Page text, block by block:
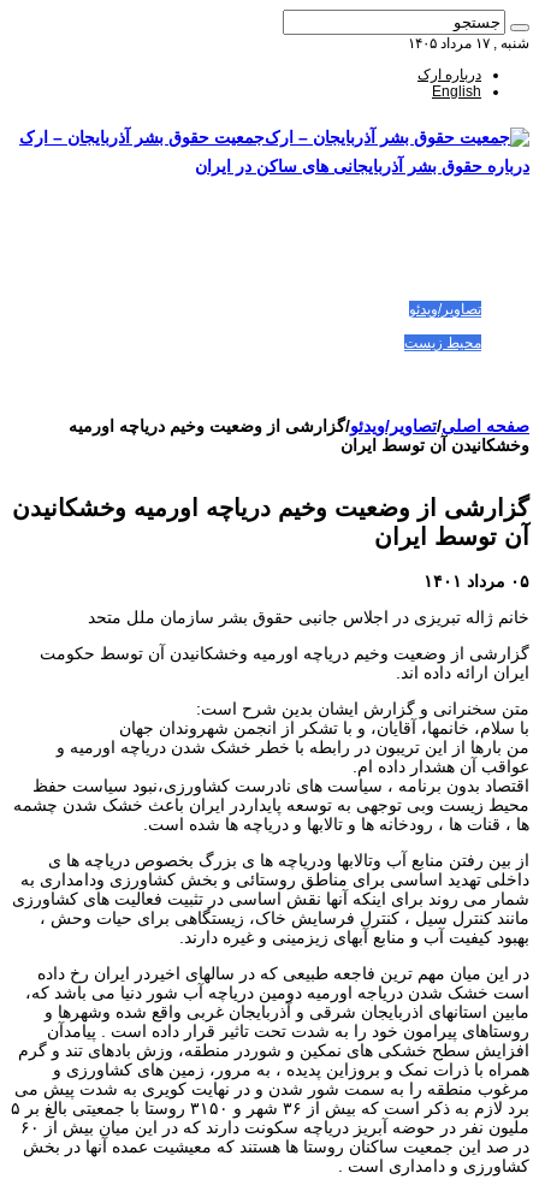
شنبه , ۱۷ مرداد ۱۴۰۵
درباره ارک
English
جمعیت حقوق بشر آذربایجان – ارک
درباره حقوق بشر آذربایجانی های ساکن در ایران
تصاویر/ویدئو
محیط زیست
صفحه اصلی/تصاویر/ویدئو/گزارشی از وضعیت وخیم دریاچه اورمیه
وخشکانیدن آن توسط ایران
گزارشی از وضعیت وخیم دریاچه اورمیه وخشکانیدن
آن توسط ایران
۰۵ مرداد ۱۴۰۱
خانم ژاله تبریزی در اجلاس جانبی حقوق بشر سازمان ملل متحد
گزارشی از وضعیت وخیم دریاچه اورمیه وخشکانیدن آن توسط حکومت
ایران ارائه داده اند.
متن سخنرانی و گزارش ایشان بدین شرح است:
با سلام، خانمها، آقایان، و با تشکر از انجمن شهروندان جهان
من بارها از این تریبون در رابطه با خطر خشک شدن دریاچه اورمیه و
عواقب آن هشدار داده ام.
اقتصاد بدون برنامه ، سیاست های نادرست کشاورزی،نبود سیاست حفظ
محیط زیست وبی توجهی به توسعه پایداردر ایران باعث خشک شدن چشمه
ها ، قنات ها ، رودخانه ها و تالابها و دریاچه ها شده است.
از بین رفتن منابع آب وتالابها ودریاچه ها ی بزرگ بخصوص دریاچه ها ی
داخلی تهدید اساسی برای مناطق روستائی و بخش کشاورزی ودامداری به
شمار می روند برای اینکه آنها نقش اساسی در تثبیت فعالیت های کشاورزی
مانند کنترل سیل ، کنترل فرسایش خاک، زیستگاهی برای حیات وحش ،
بهبود کیفیت آب و منابع آبهای زیزمینی و غیره دارند.
در این میان مهم ترین فاجعه طبیعی که در سالهای اخیردر ایران رخ داده
است خشک شدن دریاجه اورمیه دومین دریاچه آب شور دنیا می باشد که،
مابین استانهای اذربایجان شرقی و آذربایجان غربی واقع شده وشهرها و
روستاهای پیرامون خود را به شدت تحت تاثیر قرار داده است . پیامدآن
افزایش سطح خشکی های نمکین و شوردر منطقه، وزش بادهای تند و گرم
همراه با ذرات نمک و بروزاین پدیده ، به مرور، زمین های کشاورزی و
مرغوب منطقه را به سمت شور شدن و در نهایت کویری به شدت پیش می
برد لازم به ذکر است که بیش از ۳۶ شهر و ۳۱۵۰ روستا با جمعیتی بالغ بر ۵
ملیون نفر در حوضه آبریز دریاچه سکونت دارند که در این میان بیش از ۶۰
در صد این جمعیت ساکنان روستا ها هستند که معیشیت عمده آنها در بخش
کشاورزی و دامداری است .